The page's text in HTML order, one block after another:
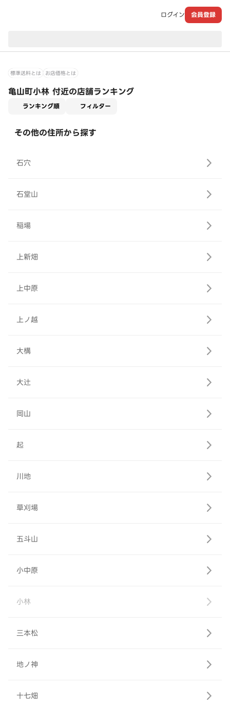
ログイン 会員登録
標準送料とは お店価格とは
亀山町小林 付近の店舗ランキング
ランキング順 フィルター
その他の住所から探す
石穴
石堂山
稲場
上新畑
上中原
上ノ越
大構
大辻
岡山
起
川地
草刈場
五斗山
小中原
小林
三本松
地ノ神
十七畑